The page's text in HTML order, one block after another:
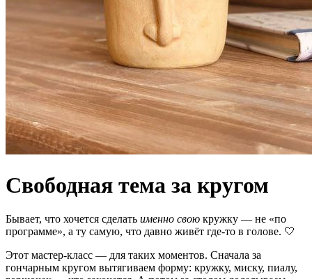
Свободная тема за кругом
Бывает, что хочется сделать именно свою кружку — не «по
программе», а ту самую, что давно живёт где-то в голове. 🤍
Этот мастер-класс — для таких моментов. Сначала за
гончарным кругом вытягиваем форму: кружку, миску, пиалу,